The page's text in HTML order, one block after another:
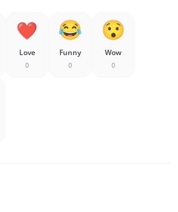
Love
0
Funny
0
Wow
0